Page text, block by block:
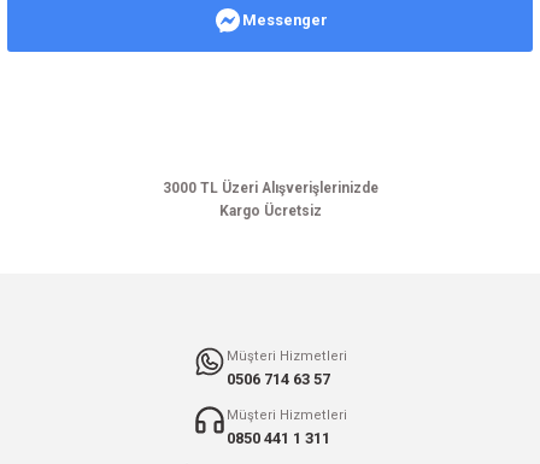
Ürün resmi kalitesiz, bozuk veya görüntülenemiyor.
Messenger
3000 TL Üzeri Alışverişlerinizde
Kargo Ücretsiz
Müşteri Hizmetleri
0506 714 63 57
Müşteri Hizmetleri
0850 441 1 311